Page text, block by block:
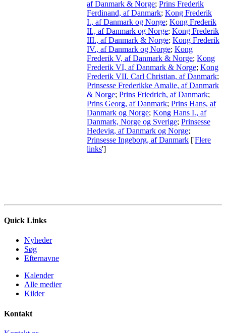
af Danmark & Norge; Prins Frederik
Ferdinand, af Danmark; Kong Frederik
I., af Danmark og Norge; Kong Frederik
II., af Danmark og Norge; Kong Frederik
III., af Danmark & Norge; Kong Frederik
IV., af Danmark og Norge; Kong
Frederik V, af Danmark & Norge; Kong
Frederik VI, af Danmark & Norge; Kong
Frederik VII. Carl Christian, af Danmark;
Prinsesse Frederikke Amalie, af Danmark
& Norge; Prins Friedrich, af Danmark;
Prins Georg, af Danmark; Prins Hans, af
Danmark og Norge; Kong Hans I., af
Danmark, Norge og Sverige; Prinsesse
Hedevig, af Danmark og Norge;
Prinsesse Ingeborg, af Danmark ['Flere
links']
Quick Links
Nyheder
Søg
Efternavne
Kalender
Alle medier
Kilder
Kontakt